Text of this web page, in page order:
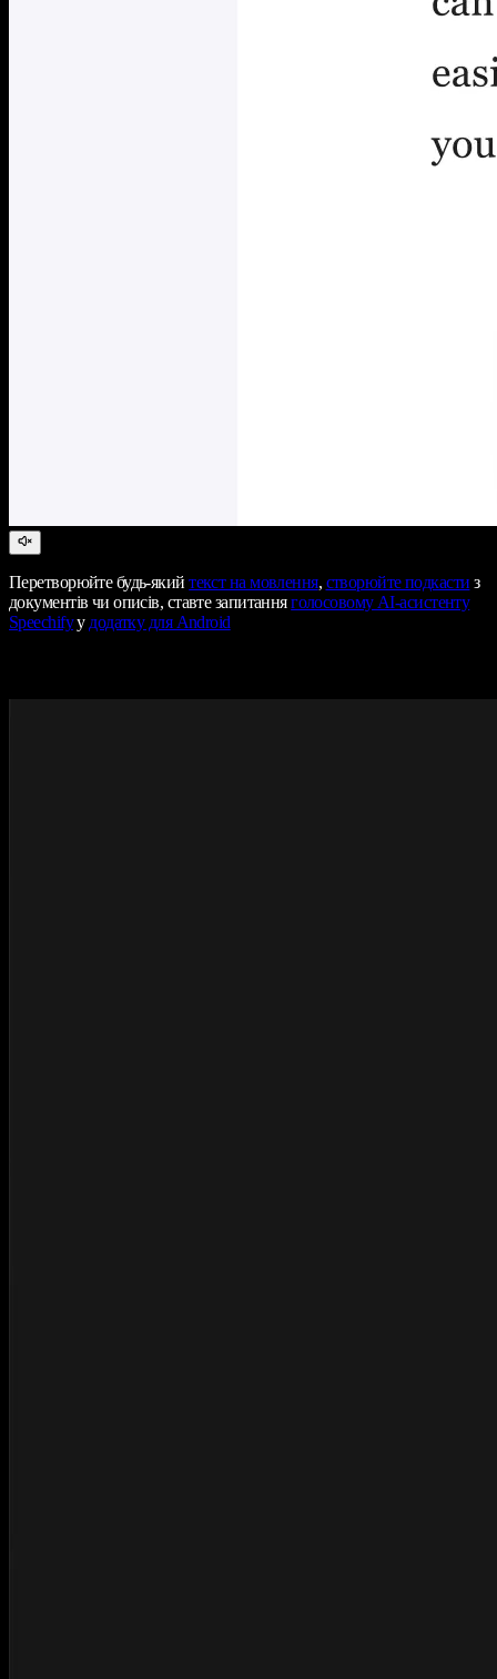
Перетворюйте будь-якийтекст на мовлення, створюйте подкасти з
документів чи описів, ставте запитанняголосовому AI-асистенту
Speechifyудодатку для Android